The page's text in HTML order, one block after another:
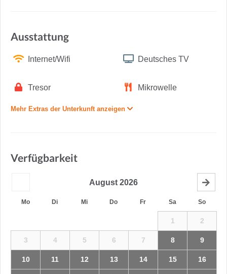
Ausstattung
Internet/Wifi Deutsches TV
Tresor Mikrowelle
Mehr Extras der Unterkunft anzeigen
Verfügbarkeit
August 2026
Mo Di Mi Do Fr Sa So
1 2
3 4 5 6 7 8 9
10 11 12 13 14 15 16